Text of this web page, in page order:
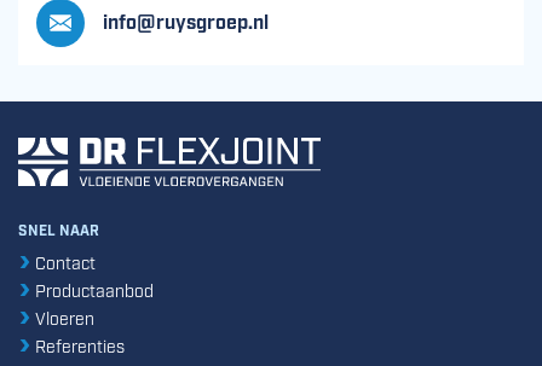
info@ruysgroep.nl
SNEL NAAR
Contact
Productaanbod
Vloeren
Referenties